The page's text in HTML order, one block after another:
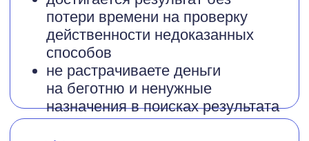
КОМФОРТНО
приветливые администраторы
и специалисты
выделенный гардероб и зона